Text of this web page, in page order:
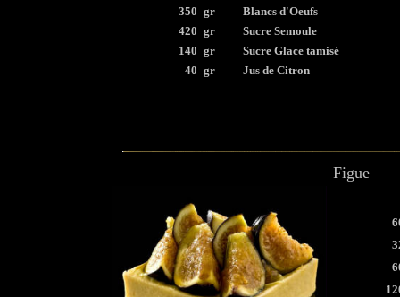
350 gr
Blancs d'Oeufs
420 gr
Sucre Semoule
140 gr
Sucre Glace tamisé
40 gr Jus de Citron
Figue